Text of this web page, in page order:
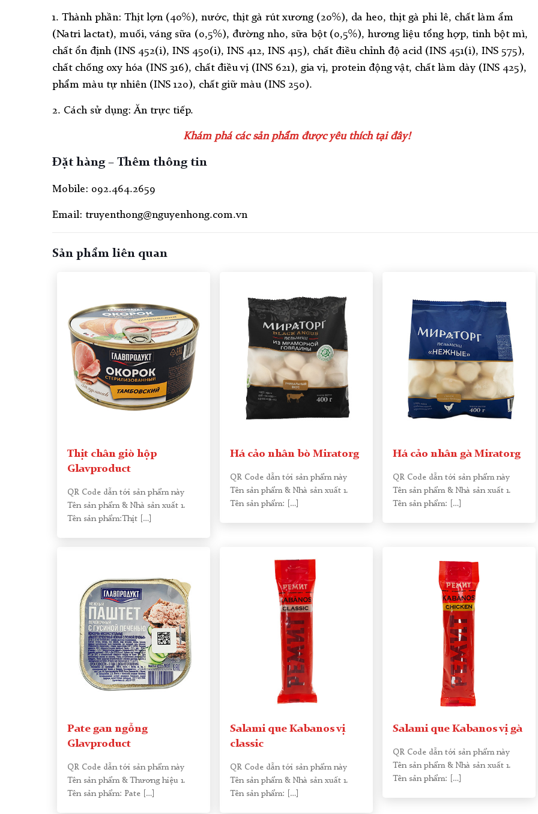
1. Thành phần: Thịt lợn (40%), nước, thịt gà rút xương (20%), da heo, thịt gà phi lê, chất làm ẩm
(Natri lactat), muối, váng sữa (0,5%), đường nho, sữa bột (0,5%), hương liệu tổng hợp, tinh bột mì,
chất ổn định (INS 452(i), INS 450(i), INS 412, INS 415), chất điều chỉnh độ acid (INS 451(i), INS 575),
chất chống oxy hóa (INS 316), chất điều vị (INS 621), gia vị, protein động vật, chất làm dày (INS 425),
phẩm màu tự nhiên (INS 120), chất giữ màu (INS 250).
2. Cách sử dụng: Ăn trực tiếp.
Khám phá các sản phẩm được yêu thích tại đây!
Đặt hàng – Thêm thông tin
Mobile: 092.464.2659
Email: truyenthong@nguyenhong.com.vn
Sản phẩm liên quan
Thịt chân giò hộp
Glavproduct
QR Code dẫn tới sản phẩm này
Tên sản phẩm & Nhà sản xuất 1.
Tên sản phẩm:Thịt […]
Há cảo nhân bò Miratorg
QR Code dẫn tới sản phẩm này
Tên sản phẩm & Nhà sản xuất 1.
Tên sản phẩm: […]
Há cảo nhân gà Miratorg
QR Code dẫn tới sản phẩm này
Tên sản phẩm & Nhà sản xuất 1.
Tên sản phẩm: […]
Pate gan ngỗng
Glavproduct
QR Code dẫn tới sản phẩm này
Tên sản phẩm & Thương hiệu 1.
Tên sản phẩm: Pate […]
Salami que Kabanos vị
classic
QR Code dẫn tới sản phẩm này
Tên sản phẩm & Nhà sản xuất 1.
Tên sản phẩm: […]
Salami que Kabanos vị gà
QR Code dẫn tới sản phẩm này
Tên sản phẩm & Nhà sản xuất 1.
Tên sản phẩm: […]